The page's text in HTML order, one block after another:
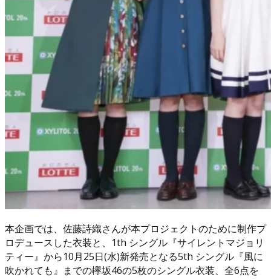
本企画では、佐藤詩織さんが本プロジェクトのために制作プ
ロデュースした衣装と、1th シングル『サイレントマジョリ
ティー』から10月25日(水)新発売となる5th シングル『風に
吹かれても』までの欅坂46の5枚のシングル衣装、全6点を